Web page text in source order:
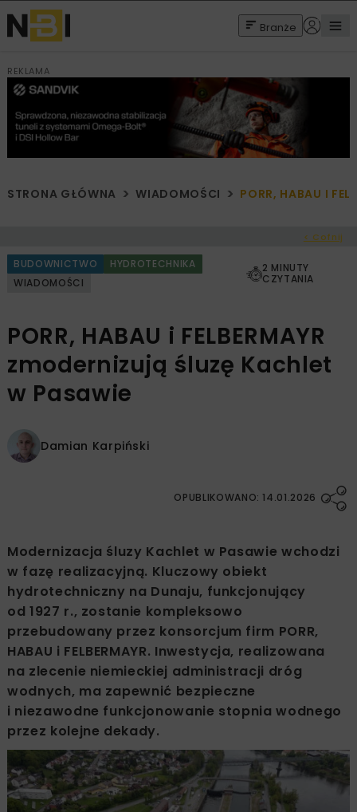
Branże
REKLAMA
STRONA GŁÓWNA WIADOMOŚCI PORR, HABAU I
< Cofnij
BUDOWNICTWO
HYDROTECHNIKA
WIADOMOŚCI
2 MINUTY
CZYTANIA
PORR, HABAU i FELBERMAYR
zmodernizują śluzę Kachlet
w Pasawie
Damian Karpiński
OPUBLIKOWANO: 14.01.2026
Modernizacja śluzy Kachlet w Pasawie wchodzi
w fazę realizacyjną. Kluczowy obiekt
hydrotechniczny na Dunaju, funkcjonujący
od 1927 r., zostanie kompleksowo
przebudowany przez konsorcjum firm PORR,
HABAU i FELBERMAYR. Inwestycja, realizowana
na zlecenie niemieckiej administracji dróg
wodnych, ma zapewnić bezpieczne
i niezawodne funkcjonowanie stopnia wodnego
przez kolejne dekady.